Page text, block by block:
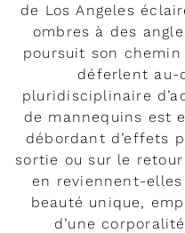
Rendez-vous
de Los Angeles
ombres à des
poursuit son
déferlent au-
pluridisciplinaire
de mannequins est
débordant d’effets
sortie ou sur le
en reviennent-
beauté unique,
d’une